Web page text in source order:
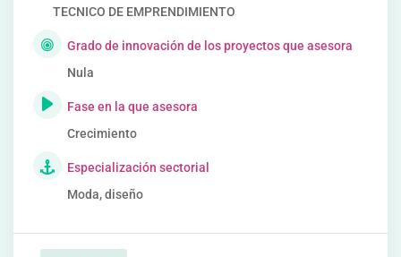
TECNICO DE EMPRENDIMIENTO
Grado de innovación de los proyectos que asesora
Nula
Fase en la que asesora
Crecimiento
Especialización sectorial
Moda, diseño